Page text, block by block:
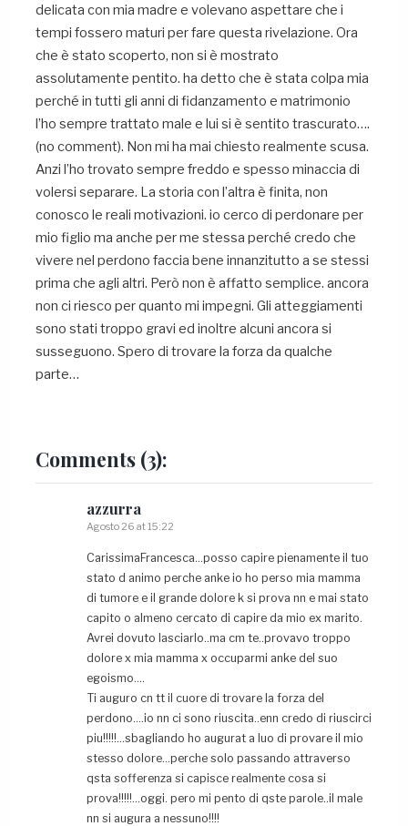
delicata con mia madre e volevano aspettare che i
tempi fossero maturi per fare questa rivelazione. Ora
che è stato scoperto, non si è mostrato
assolutamente pentito. ha detto che è stata colpa mia
perché in tutti gli anni di fidanzamento e matrimonio
l’ho sempre trattato male e lui si è sentito trascurato….
(no comment). Non mi ha mai chiesto realmente scusa.
Anzi l’ho trovato sempre freddo e spesso minaccia di
volersi separare. La storia con l’altra è finita, non
conosco le reali motivazioni. io cerco di perdonare per
mio figlio ma anche per me stessa perché credo che
vivere nel perdono faccia bene innanzitutto a se stessi
prima che agli altri. Però non è affatto semplice. ancora
non ci riesco per quanto mi impegni. Gli atteggiamenti
sono stati troppo gravi ed inoltre alcuni ancora si
susseguono. Spero di trovare la forza da qualche
parte…
Comments (3):
azzurra
Agosto 26 at 15:22
CarissimaFrancesca…posso capire pienamente il tuo
stato d animo perche anke io ho perso mia mamma
di tumore e il grande dolore k si prova nn e mai stato
capito o almeno cercato di capire da mio ex marito.
Avrei dovuto lasciarlo..ma cm te..provavo troppo
dolore x mia mamma x occuparmi anke del suo
egoismo….
Ti auguro cn tt il cuore di trovare la forza del
perdono….io nn ci sono riuscita..enn credo di riuscirci
piu!!!!!…sbagliando ho augurat a luo di provare il mio
stesso dolore…perche solo passando attraverso
qsta sofferenza si capisce realmente cosa si
prova!!!!!…oggi. pero mi pento di qste parole..il male
nn si augura a nessuno!!!!